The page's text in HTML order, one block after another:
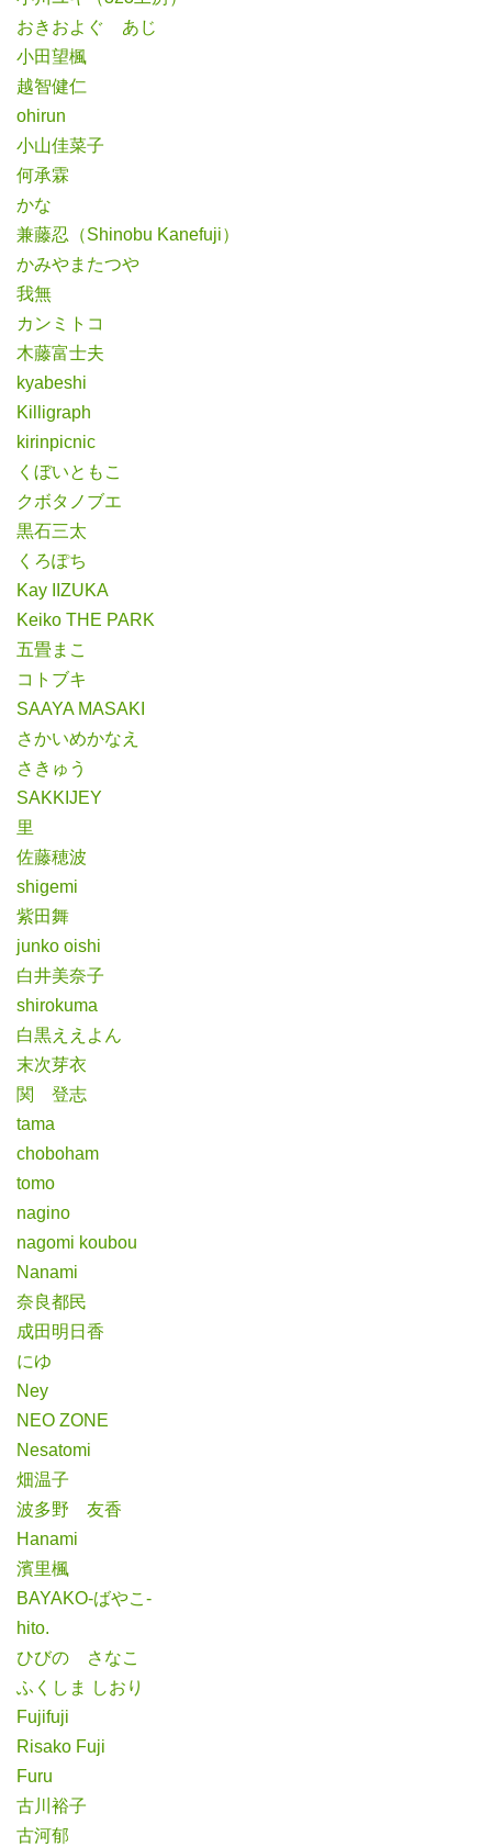
おきおよぐ あじ
小田望楓
越智健仁
ohirun
小山佳菜子
何承霖
かな
兼藤忍（Shinobu Kanefuji）
かみやまたつや
我無
カンミトコ
木藤富士夫
kyabeshi
Killigraph
kirinpicnic
くぼいともこ
クボタノブエ
黒石三太
くろぽち
Kay IIZUKA
Keiko THE PARK
五畳まこ
コトブキ
SAAYA MASAKI
さかいめかなえ
さきゅう
SAKKIJEY
里
佐藤穂波
shigemi
紫田舞
junko oishi
白井美奈子
shirokuma
白黒ええよん
末次芽衣
関 登志
tama
choboham
tomo
nagino
nagomi koubou
Nanami
奈良都民
成田明日香
にゆ
Ney
NEO ZONE
Nesatomi
畑温子
波多野 友香
Hanami
濱里楓
BAYAKO-ばやこ-
hito.
ひびの さなこ
ふくしま しおり
Fujifuji
Risako Fuji
Furu
古川裕子
古河郁